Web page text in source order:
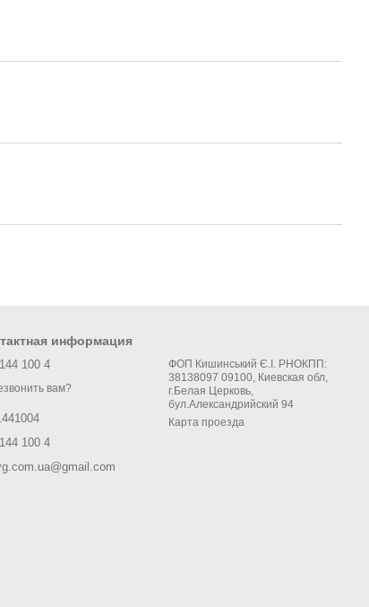
информация
100 4
вам?
100 4
ФОП Кишинський Є.І. РНОКПП:
38138097 09100, Киевская обл,
г.Белая Церковь,
бул.Александрийский 94
Карта проезда